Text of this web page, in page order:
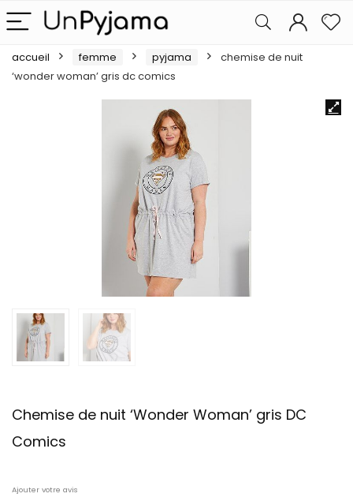
accueil femme pyjama
chemise de nuit
‘wonder woman’ gris dc comics
Chemise de nuit ‘Wonder Woman’ gris DC
Comics
Ajouter votre avis